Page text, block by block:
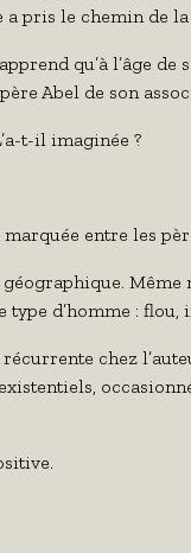
a pris le chemin de la
qu’à l’âge
Abel de son
t-il imaginée ?
entre les
Même
type d’homme :
chez